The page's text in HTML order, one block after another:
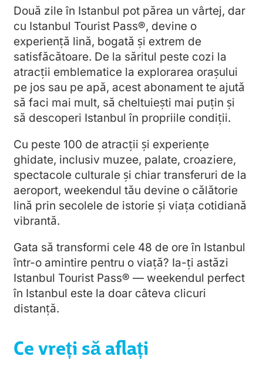
Două zile în Istanbul pot părea un vârtej, dar
cu Istanbul Tourist Pass®, devine o
experiență lină, bogată și extrem de
satisfăcătoare. De la săritul peste cozi la
atracții emblematice la explorarea orașului
pe jos sau pe apă, acest abonament te ajută
să faci mai mult, să cheltuiești mai puțin și
să descoperi Istanbul în propriile condiții.
Cu peste 100 de atracții și experiențe
ghidate, inclusiv muzee, palate, croaziere,
spectacole culturale și chiar transferuri de la
aeroport, weekendul tău devine o călătorie
lină prin secolele de istorie și viața cotidiană
vibrantă.
Gata să transformi cele 48 de ore în Istanbul
într-o amintire pentru o viață? Ia-ți astăzi
Istanbul Tourist Pass® — weekendul perfect
în Istanbul este la doar câteva clicuri
distanță.
Ce vreți să aflați